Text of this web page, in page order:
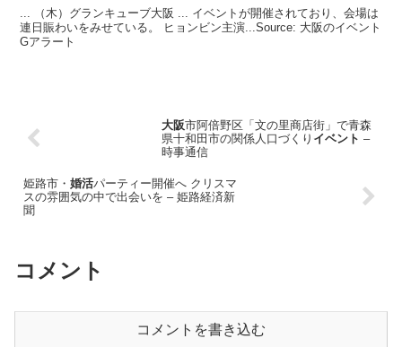
... （木）グランキューブ大阪 ... イベントが開催されており、会場は
連日賑わいをみせている。 ヒョンビン主演...Source: 大阪のイベント
Gアラート
大阪市阿倍野区「文の里商店街」で青森
県十和田市の関係人口づくり イベント –
時事通信
姫路市・ 婚活パーティー開催へ クリスマ
スの雰囲気の中で出会いを – 姫路経済新
聞
コメント
コメントを書き込む